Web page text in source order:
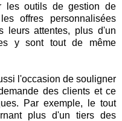
les outils de gestion de
offres personnalisées
leurs attentes, plus d'un
y sont tout de même
l'occasion de souligner
des clients et ce
Par exemple, le tout
plus d'un tiers des